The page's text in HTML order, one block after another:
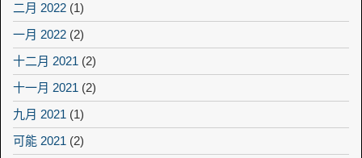
二月 2022 (1)
一月 2022 (2)
十二月 2021 (2)
十一月 2021 (2)
九月 2021 (1)
可能 2021 (2)